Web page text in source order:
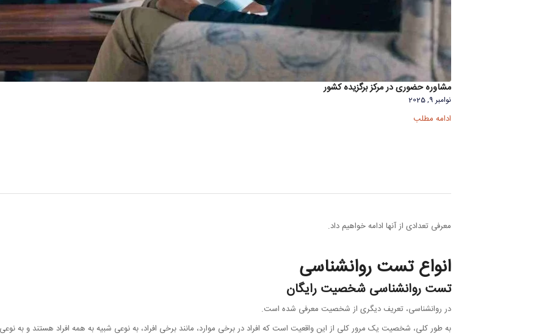
مشاوره حضوری در مرکز برگزیده کشور
نوامبر 9, 2025
ادامه مطلب
معرفی تعدادی از آنها ادامه خواهیم داد.
انواع تست روانشناسی
تست روانشناسی شخصیت رایگان
در روانشناسی، تعریف دیگری از شخصیت معرفی شده است.
به طور کلی، شخصیت یک مرور کلی از این واقعیت است که افراد در برخی موارد، مانند برخی افراد، به نوعی شبیه به همه افراد هستند و به